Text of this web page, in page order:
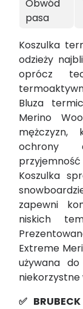
Obwód
pasa
Koszulka
odzieży
oprócz
Bluza
Merino
mężczyzn,
ochrony
Koszulka
zapewni
niskich
Extreme
używana